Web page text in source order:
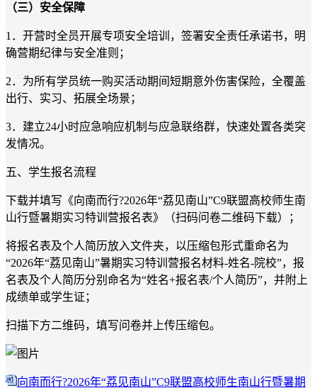
（三）安全保障
1． 开营时全员开展专项安全培训，签署安全责任承诺书，明
确营期纪律与安全准则；
2． 为所有学员统一购买活动期间短期意外伤害保险，全覆盖
出行、实习、拓展全场景；
3． 建立24小时应急响应机制与应急联络群，快速处置各类突
发情况。
五、学生报名流程
下载并填写《向南而行?2026年“荔见南山”C9联盟高校师生南
山行暨暑期实习特训营报名表》（扫码问卷二维码下载）；
将报名表及个人简历放入文件夹，以压缩包形式重命名为
“2026年“荔见南山”暑期实习特训营报名材料-姓名-院校”，报
名表及个人简历分别命名为“姓名+报名表/个人简历”，并附上
成绩单或学生证；
扫描下方二维码，填写问卷并上传压缩包。
向南而行?2026年“荔见南山”C9联盟高校师生南山行暨暑期